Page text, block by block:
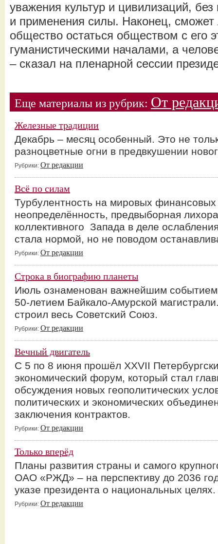
уважения культур и цивилизаций,
и применения силы. Наконец, сможет
общество остаться обществом с его
гуманистическими началами, а
– сказал на пленарной сессии
Еще материалы из рубрик: От
Железные традиции
Декабрь – месяц особенный. Это не
разноцветные огни в предвкушении
Рубрики: От редакции
Всё по силам
Турбулентность на мировых финансовых
неопределённость, предвыборная
коллективного Запада в деле
стала нормой, но не поводом
Рубрики: От редакции
Строка в биографию планеты
Июль ознаменован важнейшим
50-летием Байкало-Амурской
строил весь Советский Союз.
Рубрики: От редакции
Вечный двигатель
С 5 по 8 июня прошёл XXVII
экономический форум, который стал
обсуждения новых геополитических
политических и экономических
заключения контрактов.
Рубрики: От редакции
Только вперёд
Планы развития страны и самого
ОАО «РЖД» – на перспективу до 2036
указе президента о национальных целях.
Рубрики: От редакции